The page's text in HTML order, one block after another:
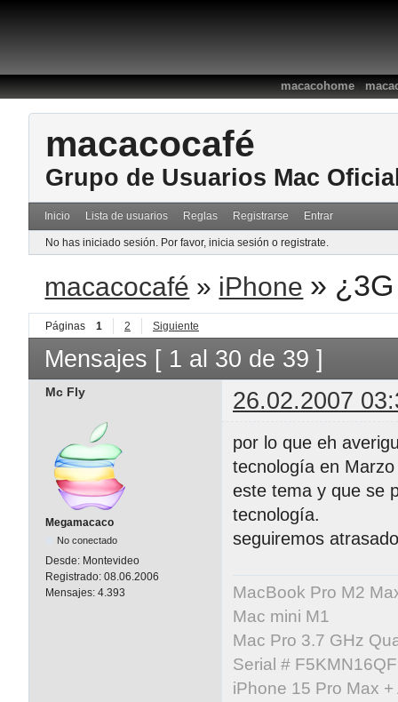
macacohome:
macacocafé
Grupo de Usuarios Mac
Inicio Lista de usuarios Reglas Registrarse Entrar
No has iniciado sesión. Por favor, inicia sesión o registrate.
macacocafé » iPhone »
Páginas 1 2 Siguiente
Mensajes [ 1 al 30 de 39 ]
Mc Fly 26.02.2007
Megamacaco
No conectado
Desde: Montevideo
Registrado: 08.06.2006
Mensajes: 4.393
por lo que eh
tecnología en
este tema y que se
tecnología.
seguiremos
MacBook Pro M2
Mac mini M1
Mac Pro 3.7 GHz
Serial #
iPhone 15 Pro Max